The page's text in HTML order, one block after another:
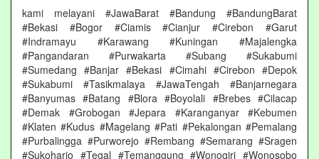
kami melayani #JawaBarat #Bandung #BandungBarat
#Bekasi #Bogor #Ciamis #Cianjur #Cirebon #Garut
#Indramayu #Karawang #Kuningan #Majalengka
#Pangandaran #Purwakarta #Subang #Sukabumi
#Sumedang #Banjar #Bekasi #Cimahi #Cirebon #Depok
#Sukabumi #Tasikmalaya #JawaTengah #Banjarnegara
#Banyumas #Batang #Blora #Boyolali #Brebes #Cilacap
#Demak #Grobogan #Jepara #Karanganyar #Kebumen
#Klaten #Kudus #Magelang #Pati #Pekalongan #Pemalang
#Purbalingga #Purworejo #Rembang #Semarang #Sragen
#Sukoharjo #Tegal #Temanggung #Wonogiri #Wonosobo